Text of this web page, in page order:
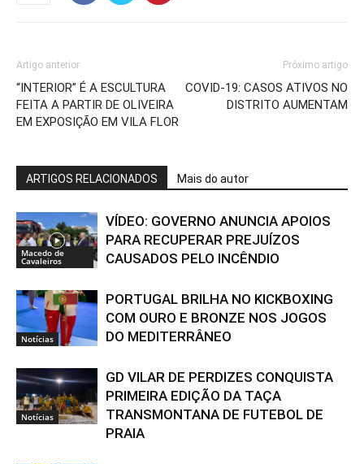
Artigo anterior
“INTERIOR” É A ESCULTURA
FEITA A PARTIR DE OLIVEIRA
EM EXPOSIÇÃO EM VILA FLOR
Próximo artigo
COVID-19: CASOS ATIVOS NO
DISTRITO AUMENTAM
ARTIGOS RELACIONADOS Mais do autor
Macedo de
Cavaleiros
VÍDEO: GOVERNO ANUNCIA APOIOS
PARA RECUPERAR PREJUÍZOS
CAUSADOS PELO INCÊNDIO
Notícias
PORTUGAL BRILHA NO KICKBOXING
COM OURO E BRONZE NOS JOGOS
DO MEDITERRÂNEO
Notícias
GD VILAR DE PERDIZES CONQUISTA
PRIMEIRA EDIÇÃO DA TAÇA
TRANSMONTANA DE FUTEBOL DE
PRAIA